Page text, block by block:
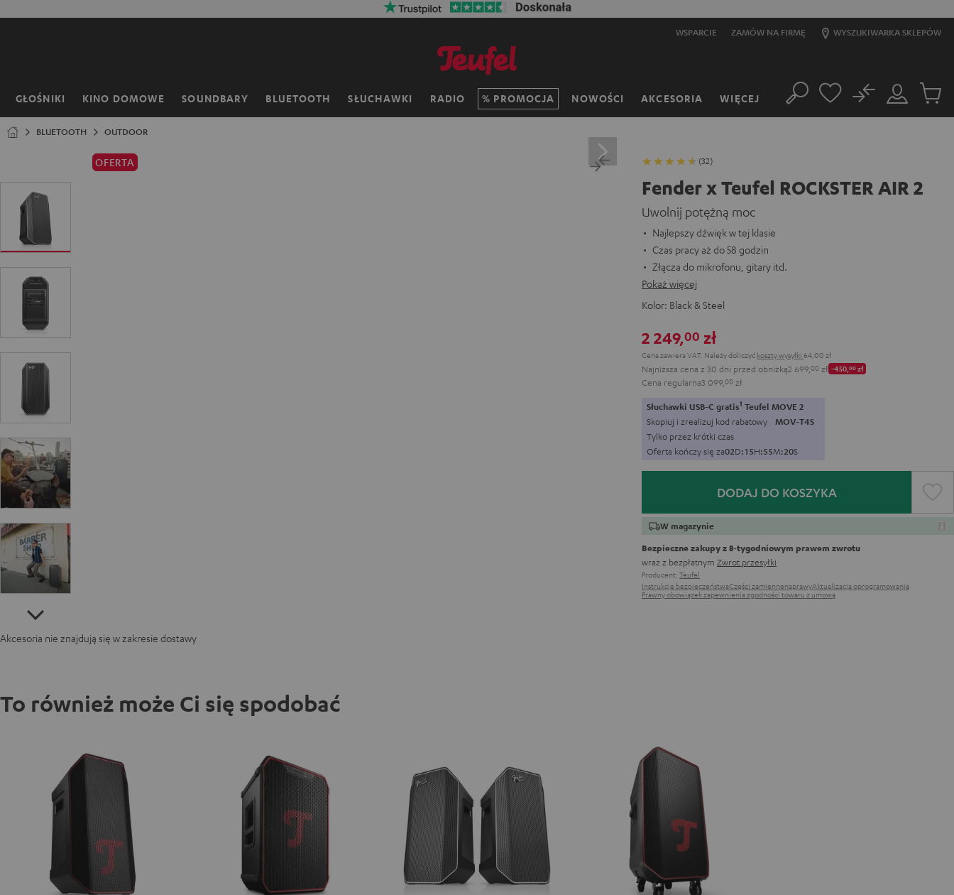
WSPARCIE ZAMÓW NA FIRMĘ WYSZUKIWARKA SKLEPÓW
GŁOŚNIKI KINO DOMOWE SOUNDBARY BLUETOOTH SŁUCHAWKI RADIO PROMOCJA NOWOŚCI AKCESORIA WIĘCEJ
Strona
Szukaj
Moje
konto
No
BLUETOOTH OUTDOOR
OFERTA (32)
Fender x Teufel ROCKSTER AIR 2
Uwolnij potężną moc
Najlepszy dźwięk w tej klasie
Czas pracy aż do 58 godzin
Złącza do mikrofonu, gitary itd.
Pokaż więcej
Kolor: Black & Steel
2 249,00 zł
Cena zawiera VAT. Należy doliczyć koszty wysyłki 64,00 zł
Najniższa cena z 30 dni przed obniżką2 699, 00 zł -450,00zł
Cena regularna3 099, 00 zł
Słuchawki USB-C gratis1 Teufel MOVE 2
Skopiuj i zrealizuj kod rabatowy MOV-T4S
Tylko przez krótki czas
Oferta kończy się za02D:15H:55M:19S
DODAJ DO KOSZYKA
W magazynie
Bezpieczne zakupy z 8‑tygodniowym prawem zwrotu
wraz z bezpłatnym Zwrot przesyłki
Producent: Teufel
Instrukcje bezpieczeństwaCzęści zamiennenaprawyAktualizacja oprogramowania
Prawny obowiązek zapewnienia zgodności towaru z umową
Akcesoria nie znajdują się w zakresie dostawy
To również może Ci się spodobać